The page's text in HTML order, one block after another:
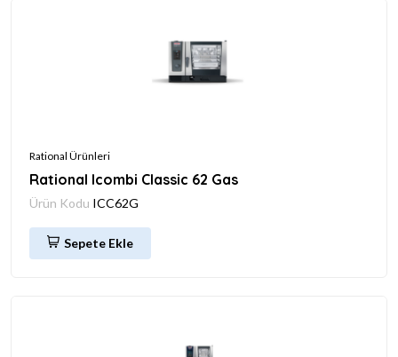
Rational Ürünleri
Rational Icombi Classic 62 Gas
Ürün Kodu ICC62G
Sepete Ekle